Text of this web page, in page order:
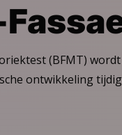
(BFMT)
ontwikkeling